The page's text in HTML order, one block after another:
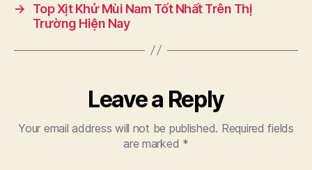
→
Top Xịt Khử Mùi Nam Tốt Nhất Trên Thị
Trường Hiện Nay
Leave a Reply
Your email address will not be published. Required fields
are marked *